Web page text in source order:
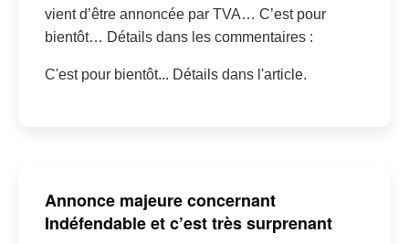
vient d’être annoncée par TVA… C’est pour
bientôt… Détails dans les commentaires :
C'est pour bientôt... Détails dans l'article.
Annonce majeure concernant
Indéfendable et c’est très surprenant